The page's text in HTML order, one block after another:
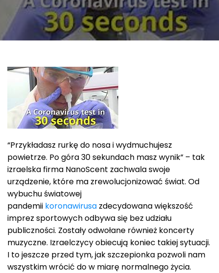
“Przykładasz rurkę do nosa i wydmuchujesz
powietrze. Po góra 30 sekundach masz wynik” – tak
izraelska firma NanoScent zachwala swoje
urządzenie, które ma zrewolucjonizować świat. Od
wybuchu światowej
pandemii koronawirusa zdecydowana większość
imprez sportowych odbywa się bez udziału
publiczności. Zostały odwołane również koncerty
muzyczne. Izraelczycy obiecują koniec takiej sytuacji.
I to jeszcze przed tym, jak szczepionka pozwoli nam
wszystkim wrócić do w miarę normalnego życia.